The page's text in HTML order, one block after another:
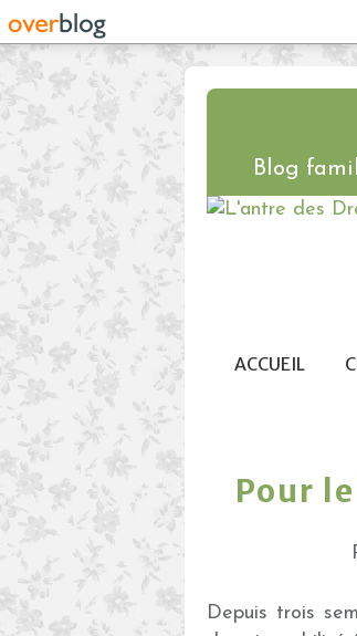
Blog
ACCUEIL
Pour
Depuis trois